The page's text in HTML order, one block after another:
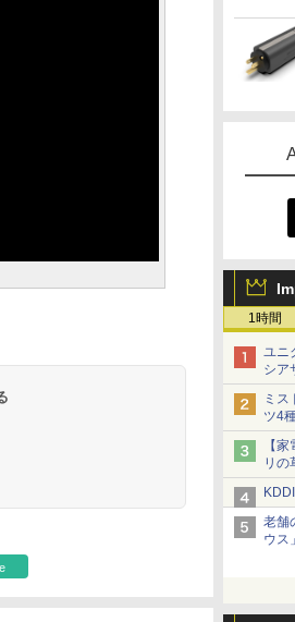
1時間
ユニ
シア
ショ
ミス
ツ4
【
リ
老舗
ウス
化
る